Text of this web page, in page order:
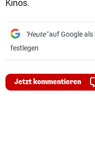
Kinos.
"Heute"auf Google als
festlegen
Jetzt kommentieren